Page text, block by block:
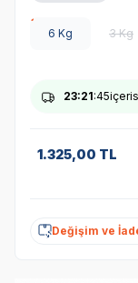
6 Kg 3 Kg
23:21:44
1.325,00 TL
Değişim ve